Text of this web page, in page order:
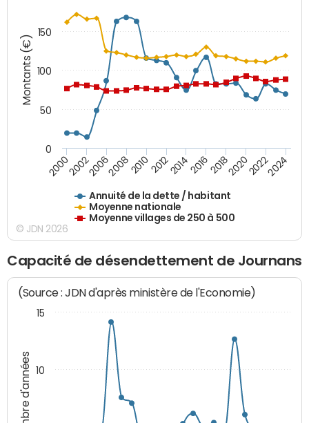
Montants (€)
Annuité de la dette / habitant
Moyenne nationale
Moyenne villages de 250 à 500
200020022006200820102012201420162018202020222024
0
50
100
150
© JDN 2026
Capacité de désendettement de Journans
Nombre d'années
(Source : JDN d'après ministère de l'Economie)
10
15